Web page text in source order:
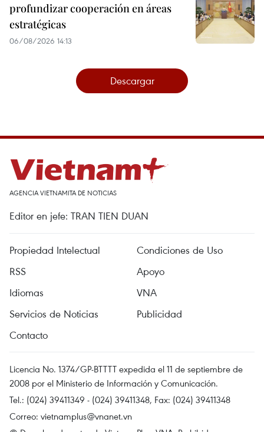
profundizar cooperación en áreas
estratégicas
06/08/2026 14:13
Descargar
AGENCIA VIETNAMITA DE NOTICIAS
Editor en jefe: TRAN TIEN DUAN
Propiedad Intelectual
Condiciones de Uso
RSS
Apoyo
Idiomas
VNA
Servicios de Noticias
Publicidad
Contacto
Licencia No. 1374/GP-BTTTT expedida el 11 de septiembre de
2008 por el Ministerio de Información y Comunicación.
Tel.: (024) 39411349 - (024) 39411348, Fax: (024) 39411348
Correo: vietnamplus@vnanet.vn